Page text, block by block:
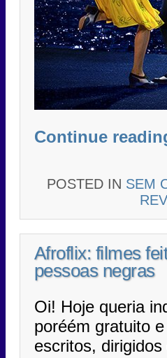
Continue
POSTED IN SEM
Afroflix: filmes
pessoas negras
Oi! Hoje queria
poréém gratuito
escritos,